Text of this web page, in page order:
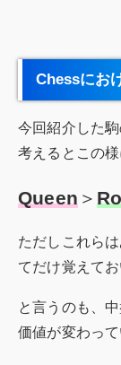
Chessにお
今回紹介した
考えるとこの様
Queen ＞
ただしこれら
てだけ覚えてお
と言うのも、
価値が変わって